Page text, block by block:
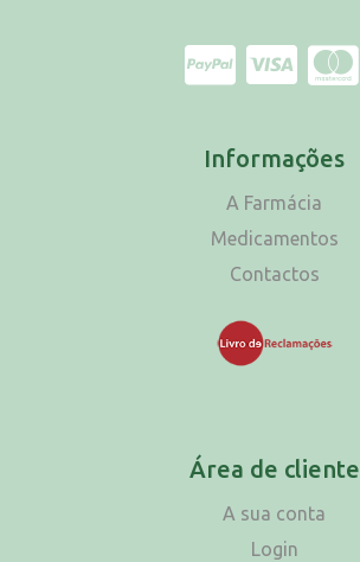
Informações
A Farmácia
Medicamentos
Contactos
Área de cliente
A sua conta
Login